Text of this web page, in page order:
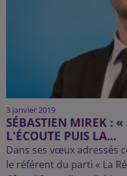
3 janvier 2019
SÉBASTIEN MIREK :
L'ÉCOUTE PUIS LA...
Dans ses vœux adressés
le référent du parti « La